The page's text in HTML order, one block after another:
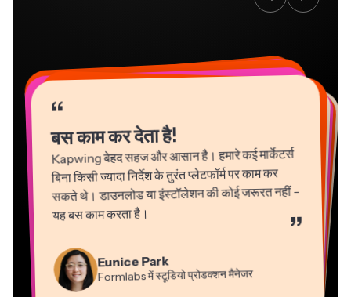
“
बस काम कर देता है!
Kapwing बेहद सहज और आसान है। हमारे कई मार्केटर्स
बिना किसी ज्यादा निर्देश के तुरंत प्लेटफॉर्म पर काम कर
सकते थे। डाउनलोड या इंस्टॉलेशन की कोई जरूरत नहीं -
यह बस काम करता है। ”
Eunice Park
Formlabs में स्टूडियो प्रोडक्शन मैनेजर
“
“
Grant Taleck
Panos Papagapiou
एपाथलॉन में प्रबंध भागीदार
“
Gracie Peng
कंटेंट निदेशक
“
वीडियो एडिटर
“
Natasha Ball
परामर्शदाता
“
Dina Segovia